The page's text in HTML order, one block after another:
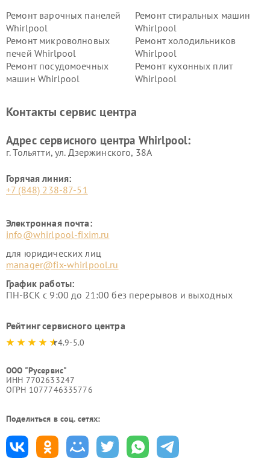
Ремонт варочных панелей
Whirlpool
Ремонт стиральных машин
Whirlpool
Ремонт микроволновых
печей Whirlpool
Ремонт холодильников
Whirlpool
Ремонт посудомоечных
машин Whirlpool
Ремонт кухонных плит
Whirlpool
Контакты сервис центра
Адрес сервисного центра Whirlpool:
г. Тольятти, ул. Дзержинского, 38А
Горячая линия:
+7 (848) 238-87-51
Электронная почта:
info@whirlpool-fixim.ru
для юридических лиц
manager@fix-whirlpool.ru
График работы:
ПН-ВСК с 9:00 до 21:00 без перерывов и выходных
Рейтинг сервисного центра
4.9-5.0
ООО "Русервис"
ИНН 7702633247
ОГРН 1077746335776
Поделиться в соц. сетях: